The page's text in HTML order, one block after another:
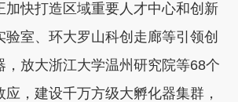
加快打造区域重要人才中心和创新
验室、环大罗山科创走廊等引领创
，放大浙江大学温州研究院等68个
，建设千万方级大孵化器集群，